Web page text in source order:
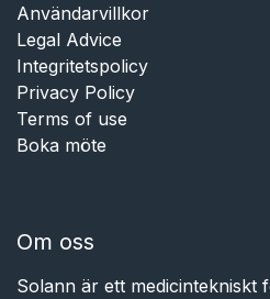
Användarvillkor
Legal Advice
Integritetspolicy
Privacy Policy
Terms of use
Boka möte
Om oss
Solann är ett medicintekniskt